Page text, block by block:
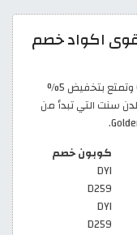
قولدن سنت 2026 أقوى اكواد خصم
احصل على أقوى كود خصم قولدن سنت (DYI) وتمتع بتخفيض 5%
سنت التي تبدأ من
كوبون خصم
DYI
D259
DYI
D259